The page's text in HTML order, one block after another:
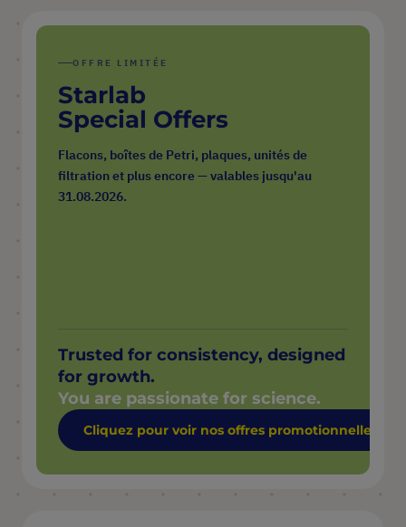
OFFRE LIMITÉE
Starlab
Special Offers
Flacons, boîtes de Petri, plaques, unités de
filtration et plus encore — valables jusqu'au
31.08.2026.
Trusted for consistency, designed
for growth.
You are passionate for science.
Cliquez pour voir nos offres promotionnelles →